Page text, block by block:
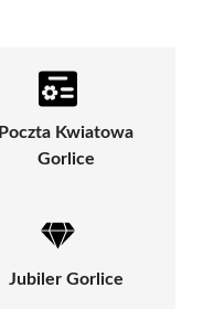
Poczta Kwiatowa
Gorlice
Jubiler Gorlice